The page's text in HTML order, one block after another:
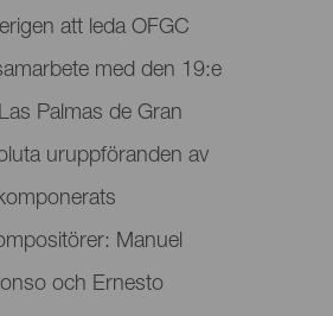
att leda OFGC
med den 19:e
Palmas de Gran
uruppföranden av
Manuel
och Ernesto